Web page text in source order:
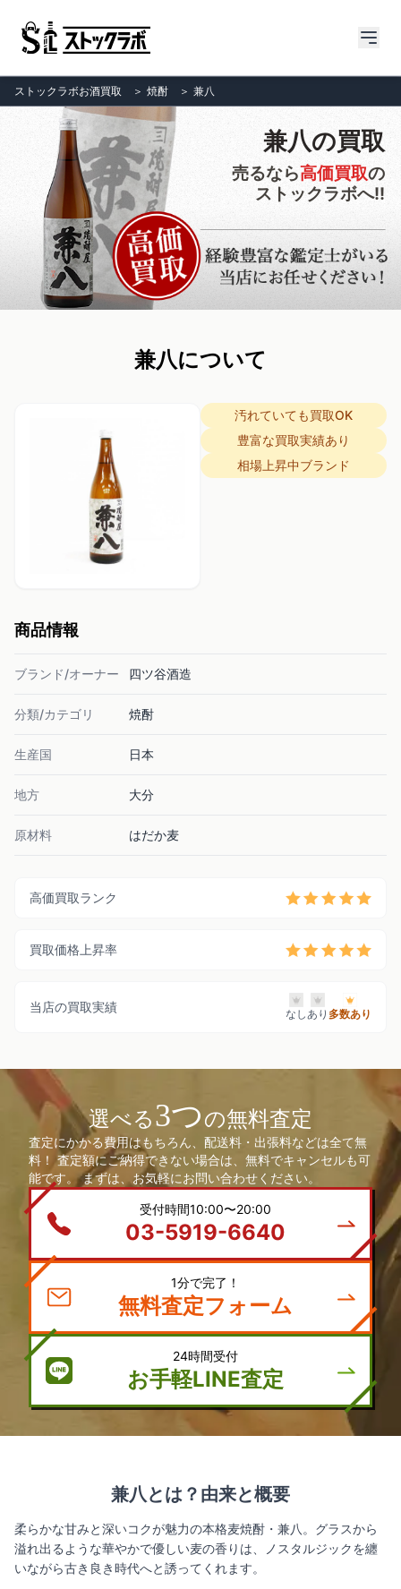
ストックラボお酒買取 ＞ 焼酎 ＞ 兼八
兼八の買取
売るなら高価買取の
ストックラボへ!!
兼八について
汚れていても買取OK
豊富な買取実績あり
相場上昇中ブランド
商品情報
ブランド/オーナー 四ツ谷酒造
分類/カテゴリ 焼酎
生産国 日本
地方 大分
原材料 はだか麦
高価買取ランク
買取価格上昇率
当店の買取実績 なしあり 多数あり
選べる3つの無料査定
査定にかかる費用はもちろん、配送料・出張料などは全て無
料！ 査定額にご納得できない場合は、無料でキャンセルも可
能です。 まずは、お気軽にお問い合わせください。
受付時間10:00〜20:00
03-5919-6640
1分で完了！
無料査定フォーム
24時間受付
お手軽LINE査定
兼八とは？由来と概要
柔らかな甘みと深いコクが魅力の本格麦焼酎・兼八。グラスから
溢れ出るような華やかで優しい麦の香りは、ノスタルジックを纏
いながら古き良き時代へと誘ってくれます。